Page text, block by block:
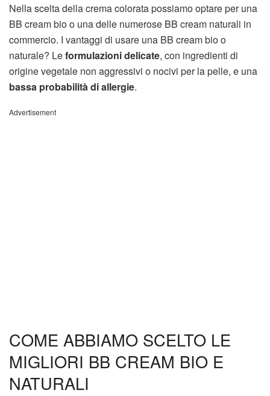
Nella scelta della crema colorata possiamo optare per una
BB cream bio o una delle numerose BB cream naturali in
commercio. I vantaggi di usare una BB cream bio o
naturale? Leformulazioni delicate, con ingredienti di
origine vegetale non aggressivi o nocivi per la pelle, e una
bassa probabilità di allergie.
Advertisement
COME ABBIAMO SCELTO LE
MIGLIORI BB CREAM BIO E
NATURALI